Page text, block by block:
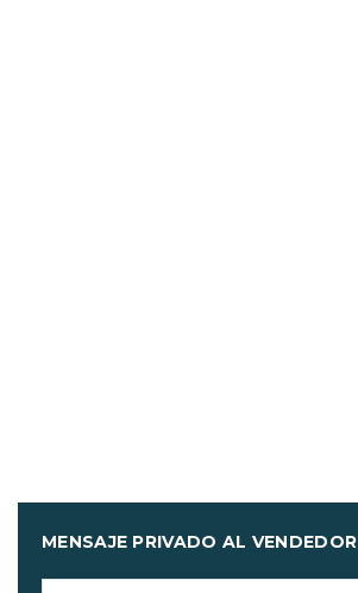
MENSAJE PRIVADO AL VENDEDOR